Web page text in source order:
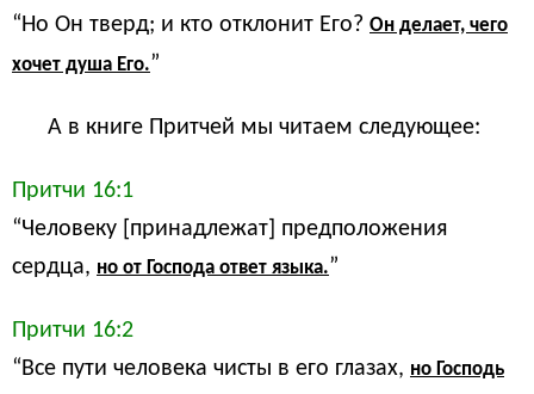
“Но Он тверд; и кто отклонит Его? Он делает, чего
хочет душа Его.”
А в книге Притчей мы читаем следующее:
Притчи 16:1
“Человеку [принадлежат] предположения
сердца, но от Господа ответ языка.”
Притчи 16:2
“Все пути человека чисты в его глазах, но Господь